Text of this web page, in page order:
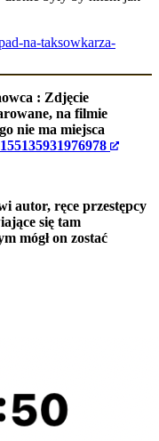
na-taksowkarza-
: Zdjęcie
na filmie
nie ma miejsca
autor, ręce przestępcy
się tam
mógł on zostać